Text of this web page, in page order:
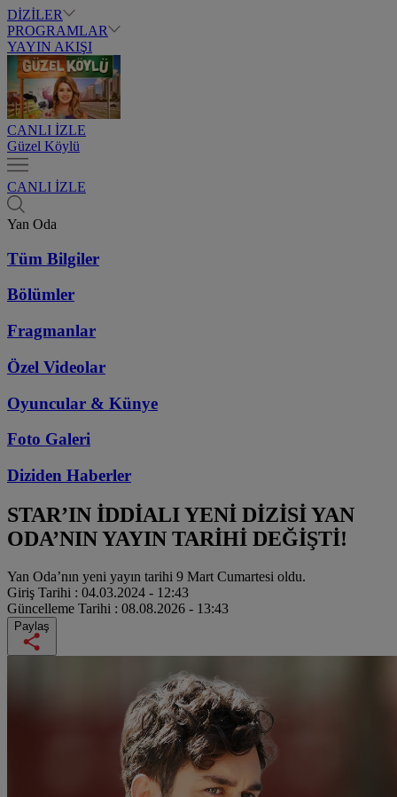
DİZİLER
PROGRAMLAR
YAYIN AKIŞI
CANLI İZLE
Güzel Köylü
CANLI İZLE
Yan Oda
Tüm Bilgiler
Bölümler
Fragmanlar
Özel Videolar
Oyuncular & Künye
Foto Galeri
Diziden Haberler
STAR’IN İDDİALI YENİ DİZİSİ YAN
ODA’NIN YAYIN TARİHİ DEĞİŞTİ!
Yan Oda’nın yeni yayın tarihi 9 Mart Cumartesi oldu.
Giriş Tarihi : 04.03.2024 - 12:43
Güncelleme Tarihi : 08.08.2026 - 13:43
Paylaş